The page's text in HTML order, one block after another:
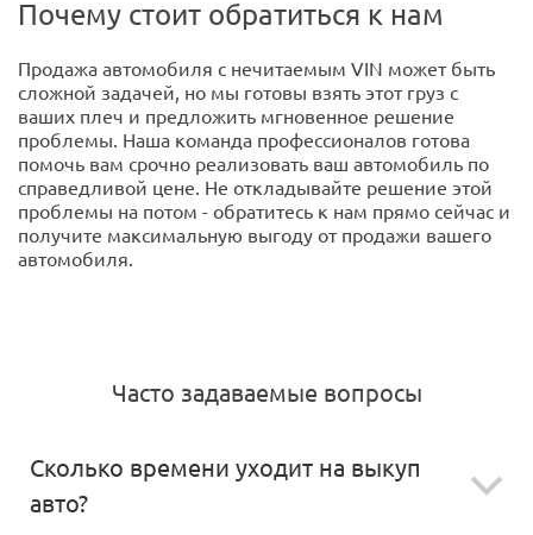
Почему стоит обратиться к нам
Продажа автомобиля с нечитаемым VIN может быть
сложной задачей, но мы готовы взять этот груз с
ваших плеч и предложить мгновенное решение
проблемы. Наша команда профессионалов готова
помочь вам срочно реализовать ваш автомобиль по
справедливой цене. Не откладывайте решение этой
проблемы на потом - обратитесь к нам прямо сейчас и
получите максимальную выгоду от продажи вашего
автомобиля.
Часто задаваемые вопросы
Сколько времени уходит на выкуп
авто?